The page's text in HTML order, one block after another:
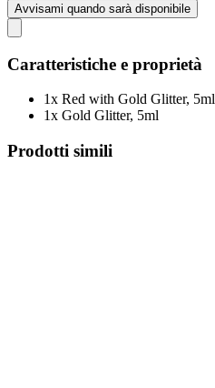
Avvisami quando sarà disponibile
Caratteristiche e proprietà
1x Red with Gold Glitter, 5ml
1x Gold Glitter, 5ml
Prodotti simili